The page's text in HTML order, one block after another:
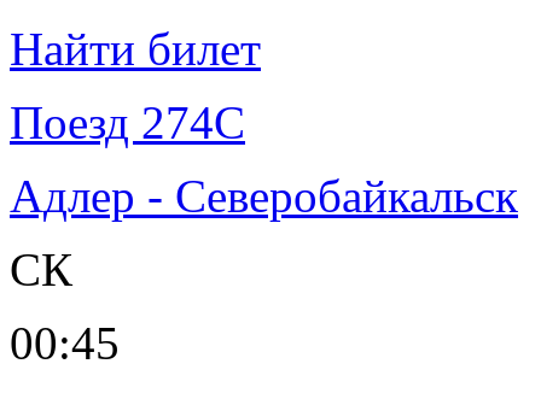
Найти билет
Поезд 274С
Адлер - Северобайкальск
СК
00:45